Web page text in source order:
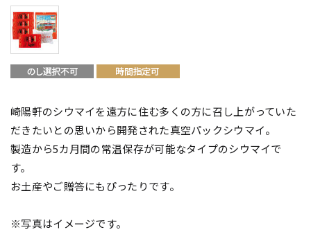
崎陽軒のシウマイを遠方に住む多くの方に召し上がっていた
だきたいとの思いから開発された真空パックシウマイ。
製造から5カ月間の常温保存が可能なタイプのシウマイで
す。
お土産やご贈答にもぴったりです。
※写真はイメージです。